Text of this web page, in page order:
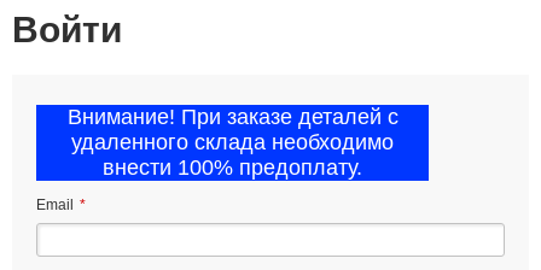
Войти
Email *